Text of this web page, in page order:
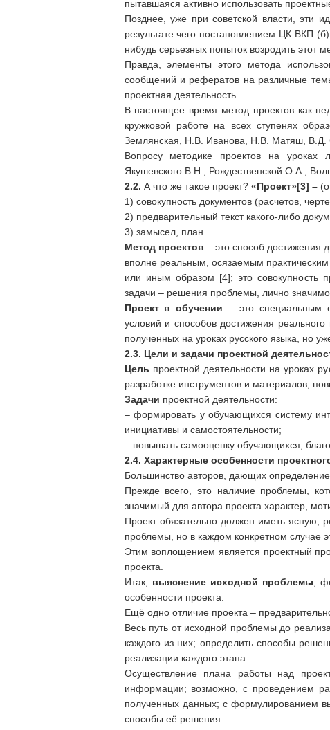
пытавшаяся активно использовать
Позднее, уже при советской власти, эти
результате чего постановлением ЦК ВКП
нибудь серьезных попыток возродить этот
Правда, элементы этого метода
сообщений и рефератов на различные
проектная деятельность.
В настоящее время метод проектов как
кружковой работе на всех ступенях
Землянская, Н.В. Ива­нова, Н.В. Матяш, В.Д.
Вопросу методике проектов на уроках
Якушевского В.Н., Рождественской О.А.,
2.2. А что же такое проект? «Проект»[3] –
1) совокупность документов (расчетов,
2) предварительный текст какого-либо
3) замысел, план.
Метод проектов – это способ достижения
вполне реальным, осязаемым
или иным образом [4]; это совокупность
задачи – решения проблемы, лично
Проект в обучении – это специальным
условий и способов достижения реального
полученных на уроках русского языка, но
2.3. Цели и задачи проектной
Цель проектной деятельности на уроках
разработке инструментов и материалов,
Задачи проектной деятельности:
– формировать у обучающихся систему
инициативы и самостоятельности;
– повышать самооценку обучающихся,
2.4. Характерные особенности
Большинство авторов, дающих
Прежде всего, это наличие проблемы,
значимый для автора проекта характер,
Проект обязательно должен иметь
проблемы, но в каждом конкретном случае
Этим воплощением является проектный
проекта.
Итак, выяснение исходной проблемы ,
особенности проекта.
Ещё одно отличие проекта –
Весь путь от исходной проблемы до
каждого из них; определить способы
реализации каждого этапа.
Осуществление плана работы над
информации; возможно, с проведением
полученных данных; с формулированием
способы её решения.